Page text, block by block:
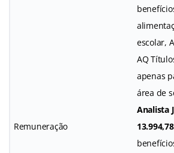
Remuneração
escolar,
AQ
apenas
área de
Analista
13.994,78